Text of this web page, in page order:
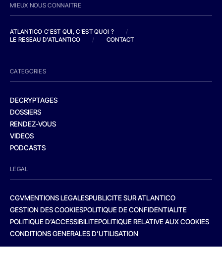
MIEUX NOUS CONNAITRE
ATLANTICO C'EST QUI, C'EST QUOI ?
/
LE RESEAU D'ATLANTICO
/ CONTACT
CATEGORIES
DECRYPTAGES
DOSSIERS
RENDEZ-VOUS
VIDEOS
PODCASTS
LEGAL
CGVMENTIONS LEGALESPUBLICITE SUR ATLANTICO
GESTION DES COOKIESPOLITIQUE DE CONFIDENTIALITE
POLITIQUE D’ACCESSIBILITEPOLITIQUE RELATIVE AUX COOKIES
CONDITIONS GENERALES D’UTILISATION